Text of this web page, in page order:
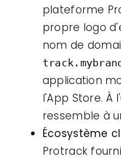
plateforme
propre logo
nom de
application
l'App Store. À
ressemble à
Écosystème
Protrack